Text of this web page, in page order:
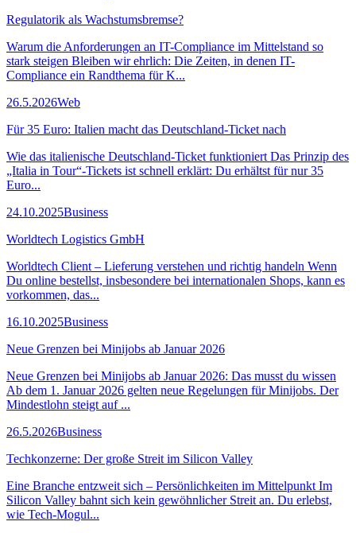
Regulatorik als Wachstumsbremse?
Warum die Anforderungen an IT-Compliance im Mittelstand so
stark steigen Bleiben wir ehrlich: Die Zeiten, in denen IT-
Compliance ein Randthema für K...
26.5.2026Web
Für 35 Euro: Italien macht das Deutschland-Ticket nach
Wie das italienische Deutschland-Ticket funktioniert Das Prinzip des
„Italia in Tour“-Tickets ist schnell erklärt: Du erhältst für nur 35
Euro...
24.10.2025Business
Worldtech Logistics GmbH
Worldtech Client – Lieferung verstehen und richtig handeln Wenn
Du online bestellst, insbesondere bei internationalen Shops, kann es
vorkommen, das...
16.10.2025Business
Neue Grenzen bei Minijobs ab Januar 2026
Neue Grenzen bei Minijobs ab Januar 2026: Das musst du wissen
Ab dem 1. Januar 2026 gelten neue Regelungen für Minijobs. Der
Mindestlohn steigt auf ...
26.5.2026Business
Techkonzerne: Der große Streit im Silicon Valley
Eine Branche entzweit sich – Persönlichkeiten im Mittelpunkt Im
Silicon Valley bahnt sich kein gewöhnlicher Streit an. Du erlebst,
wie Tech-Mogul...